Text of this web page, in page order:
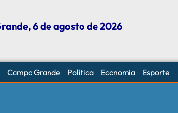
6 de agosto de 2026
Campo Grande Política Economia Esporte